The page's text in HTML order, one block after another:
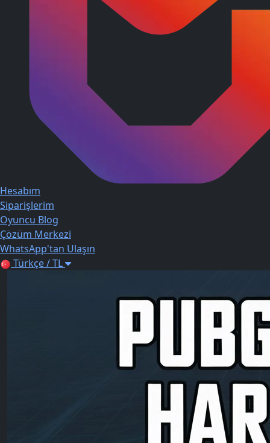
Hesabım
Siparişlerim
Oyuncu Blog
Çözüm Merkezi
WhatsApp'tan Ulaşın
Türkçe / TL